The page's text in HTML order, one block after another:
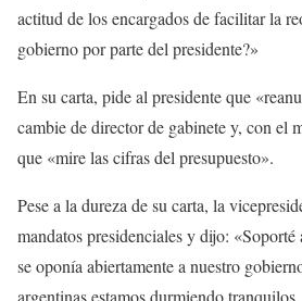
actitud de los encargados de facilitar la
gobierno por parte del presidente?»
En su carta, pide al presidente que
cambie de director de gabinete y, con el
que «mire las cifras del presupuesto».
Pese a la dureza de su carta, la
mandatos presidenciales y dijo:
se oponía abiertamente a nuestro
argentinas estamos durmiendo